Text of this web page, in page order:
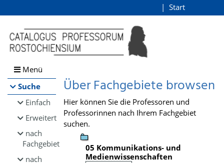
Browsen
direkt zum Inhalt
Start
Menü
Suche
Einfach
Erweitert
nach
Fachgebiet
nach
Über Fachgebiete browsen
Hier können Sie die Professoren und
Professorinnen nach Ihrem Fachgebiet
suchen.
05 Kommunikations- und
Medienwissenschaften